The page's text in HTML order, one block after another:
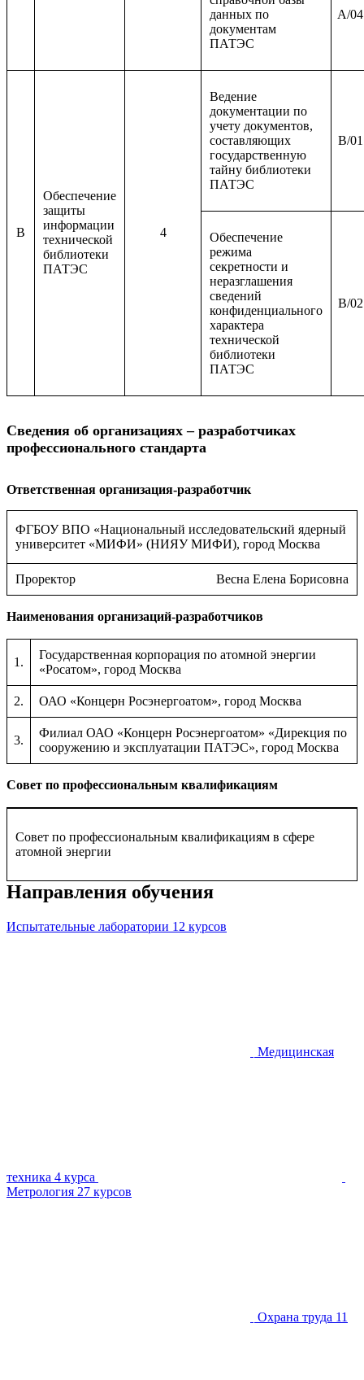
данных по
документам
ПАТЭС
A/
B
Обеспечение
защиты
информации
технической
библиотеки
ПАТЭС
4
Ведение
документации по
учету документов,
составляющих
государственную
тайну библиотеки
ПАТЭС
B/
Обеспечение
режима
секретности и
неразглашения
сведений
конфиденциального
характера
технической
библиотеки
ПАТЭС
B/
Сведения об организациях – разработчиках
профессионального стандарта
Ответственная организация-разработчик
ФГБОУ ВПО «Национальный исследовательский ядерный
университет «МИФИ» (НИЯУ МИФИ), город Москва
Проректор Весна Елена Борисовна
Наименования организаций-разработчиков
1.
Государственная корпорация по атомной энергии
«Росатом», город Москва
2. ОАО «Концерн Росэнергоатом», город Москва
3.
Филиал ОАО «Концерн Росэнергоатом» «Дирекция по
сооружению и эксплуатации ПАТЭС», город Москва
Совет по профессиональным квалификациям
Совет по профессиональным квалификациям в сфере
атомной энергии
Направления обучения
Испытательные лаборатории 12 курсов
Медицинская
техника 4 курса
Метрология 27 курсов
Охрана труда 11